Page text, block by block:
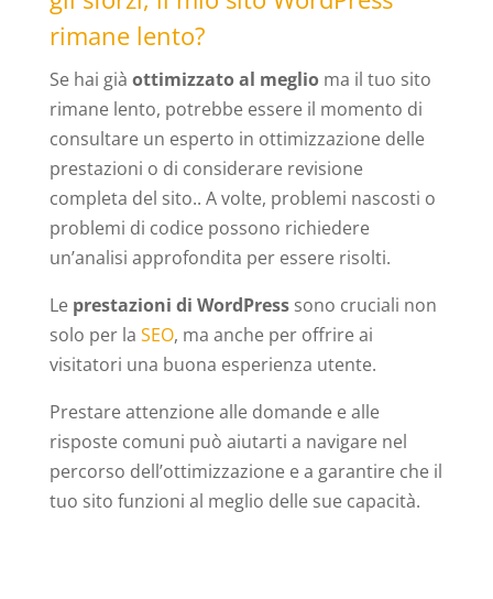
rimane lento?
Se hai già ottimizzato al meglioma il tuo sito
rimane lento, potrebbe essere il momento di
consultare un esperto in ottimizzazione delle
prestazioni o di considerare revisione
completa del sito.. A volte, problemi nascosti o
problemi di codice possono richiedere
un’analisi approfondita per essere risolti.
Le prestazioni di WordPresssono cruciali non
solo per la SEO, ma anche per offrire ai
visitatori una buona esperienza utente.
Prestare attenzione alle domande e alle
risposte comuni può aiutarti a navigare nel
percorso dell’ottimizzazione e a garantire che il
tuo sito funzioni al meglio delle sue capacità.